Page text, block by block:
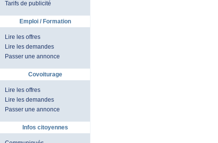
Tarifs de publicité
Emploi / Formation
Lire les offres
Lire les demandes
Passer une annonce
Covoiturage
Lire les offres
Lire les demandes
Passer une annonce
Infos citoyennes